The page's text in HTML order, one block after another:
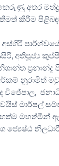
අතර
කිරීම
අතිපූජ්‍ය
නූරාමිත්
වයිස් මාර්ෂල්
මහත්මීන්
ජ්‍යෙෂ්ඨ